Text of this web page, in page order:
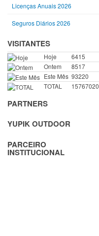
Licenças Anuais 2026
Seguros Diários 2026
VISITANTES
Hoje
6415
Ontem
8517
Este Mês 93220
TOTAL
15767020
PARTNERS
YUPIK OUTDOOR
PARCEIRO
INSTITUCIONAL